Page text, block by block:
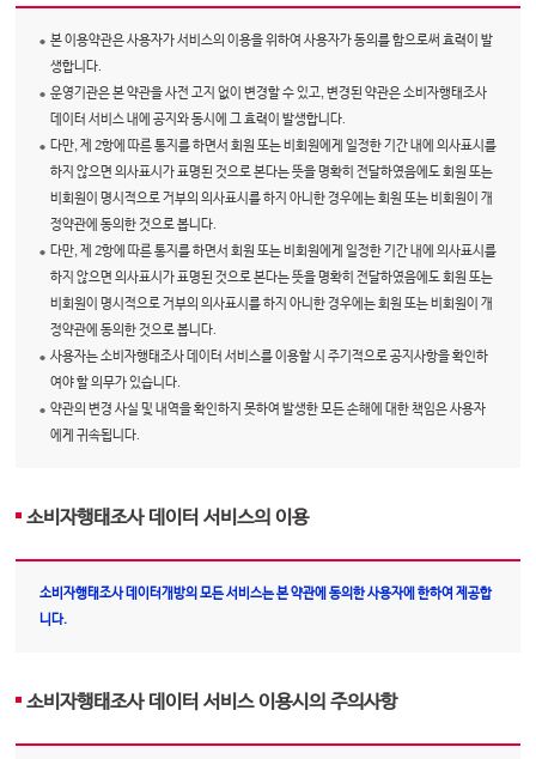
본 이용약관은 사용자가 서비스의 이용을 위하여 사용자가 동의를 함으로써 효력이 발
생합니다.
운영기관은 본 약관을 사전 고지 없이 변경할 수 있고, 변경된 약관은 소비자행태조사
데이터 서비스 내에 공지와 동시에 그 효력이 발생합니다.
다만, 제 2항에 따른 통지를 하면서 회원 또는 비회원에게 일정한 기간 내에 의사표시를
하지 않으면 의사표시가 표명된 것으로 본다는 뜻을 명확히 전달하였음에도 회원 또는
비회원이 명시적으로 거부의 의사표시를 하지 아니한 경우에는 회원 또는 비회원이 개
정약관에 동의한 것으로 봅니다.
다만, 제 2항에 따른 통지를 하면서 회원 또는 비회원에게 일정한 기간 내에 의사표시를
하지 않으면 의사표시가 표명된 것으로 본다는 뜻을 명확히 전달하였음에도 회원 또는
비회원이 명시적으로 거부의 의사표시를 하지 아니한 경우에는 회원 또는 비회원이 개
정약관에 동의한 것으로 봅니다.
사용자는 소비자행태조사 데이터 서비스를 이용할 시 주기적으로 공지사항을 확인하
여야 할 의무가 있습니다.
약관의 변경 사실 및 내역을 확인하지 못하여 발생한 모든 손해에 대한 책임은 사용자
에게 귀속됩니다.
소비자행태조사 데이터 서비스의 이용
소비자행태조사 데이터개방의 모든 서비스는 본 약관에 동의한 사용자에 한하여 제공합
니다.
소비자행태조사 데이터 서비스 이용시의 주의사항